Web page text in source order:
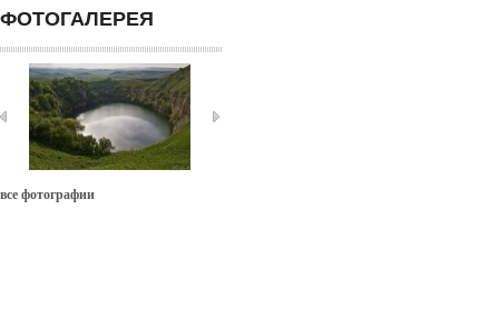
ФОТОГАЛЕРЕЯ
все фотографии